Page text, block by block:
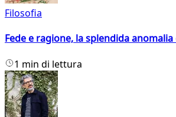
Filosofia
Fede e ragione, la splendida
1 min di lettura